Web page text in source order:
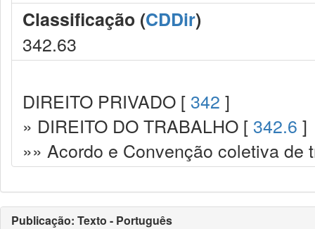
Classificação (CDDir)
342.63
DIREITO PRIVADO [ 342 ]
» DIREITO DO TRABALHO [ 342.6 ]
»» Acordo e Convenção coletiva de
Publicação: Texto - Português